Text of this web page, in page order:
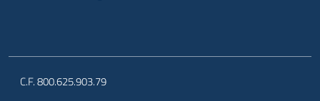
C.F. 800.625.903.79